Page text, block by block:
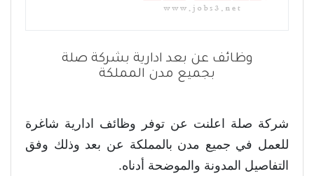
وظائف عن بعد ادارية بشركة صلة
بجميع مدن المملكة
شركة صلة اعلنت عن توفر وظائف ادارية شاغرة
للعمل في جميع مدن بالمملكة عن بعد وذلك وفق
التفاصيل المدونة والموضحة أدناه.